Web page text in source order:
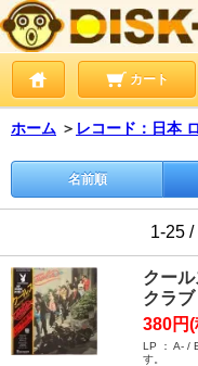
カート
ホーム ＞ レコード：日本
名前順
1-25 /
クール
クラ
380円
LP ： A- /
す。